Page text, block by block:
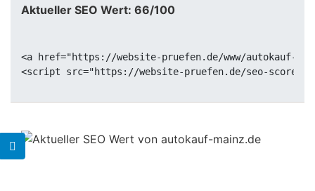
Aktueller SEO Wert: 66/100
<a href="https://website-pruefen.de/www/autokauf-